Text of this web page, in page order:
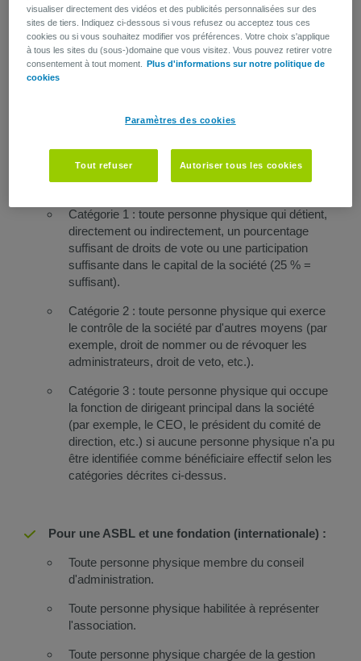
Seules des personnes physiques peuvent être désignées
comme bénéficiaires effectifs. II s'agit des personnes
physiques qui, directement ou indirectement, possèdent ou
contrôlent effectivement la personne morale, la société ou
la construction juridique, et/ou des personnes physiques au
Pour une société non cotée (SA, SARL...) : Nous
distinguons ici 3 catégories:
Catégorie 1 : toute personne physique qui détient,
directement ou indirectement, un pourcentage
suffisant de droits de vote ou une participation
suffisante dans le capital de la société (25 % =
suffisant).
Catégorie 2 : toute personne physique qui exerce
le contrôle de la société par d'autres moyens (par
exemple, droit de nommer ou de révoquer les
administrateurs, droit de veto, etc.).
Catégorie 3 : toute personne physique qui occupe
la fonction de dirigeant principal dans la société
(par exemple, le CEO, le président du comité de
direction, etc.) si aucune personne physique n'a pu
être identifiée comme bénéficiaire effectif selon les
catégories décrites ci-dessus.
Pour une ASBL et une fondation (internationale) :
Toute personne physique membre du conseil
d'administration.
Toute personne physique habilitée à représenter
l'association.
Toute personne physique chargée de la gestion
visualiser directement des vidéos et des publicités personnalisées sur des
sites de tiers. Indiquez ci-dessous si vous refusez ou acceptez tous ces
cookies ou si vous souhaitez modifier vos préférences. Votre choix s'applique
à tous les sites du (sous-)domaine que vous visitez. Vous pouvez retirer votre
consentement à tout moment.
Plus d'informations sur notre politique de
cookies
Paramètres des cookies
Tout refuser Autoriser tous les cookies